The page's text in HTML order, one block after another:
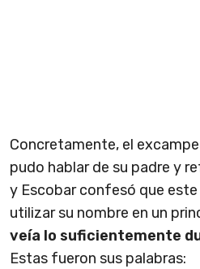
Concretamente, el
pudo hablar de su padre y
y Escobar confesó que
utilizar su nombre en un
veía lo suficientemente
Estas fueron sus palabras: